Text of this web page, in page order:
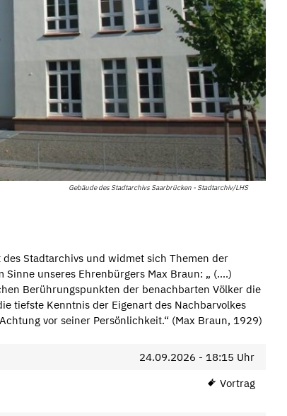
Gebäude des Stadtarchivs Saarbrücken - Stadtarchiv/LHS
Stadtarchivs und widmet sich Themen der
unseres Ehrenbürgers Max Braun: „ (….)
Berührungspunkten der benachbarten Völker die
tiefste Kenntnis der Eigenart des Nachbarvolkes
vor seiner Persönlichkeit.“ (Max Braun, 1929)
24.09.2026 - 18:15 Uhr
Vortrag